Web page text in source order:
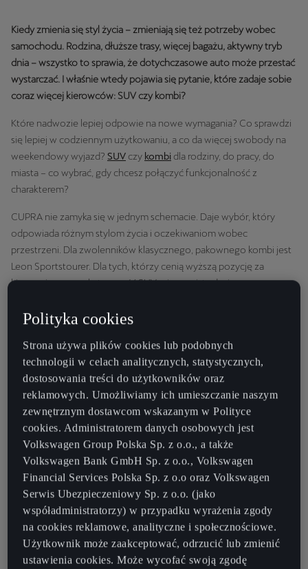
Kiedy zmienia się styl życia – zmieniają się też potrzeby wobec
samochodu. Rodzina, dłuższe trasy, więcej bagażu, aktywny tryb
dnia – wszystko to sprawia, że dotychczasowe auto może przestać
wystarczać. I właśnie wtedy pojawia się pytanie, które zadaje sobie
coraz więcej kierowców: SUV czy kombi?
Które nadwozie lepiej odpowie na nowe wymagania? Co sprawdzi
się lepiej w codziennym użytkowaniu, a co da więcej swobody na
weekendowy wyjazd? SUV czy kombi dla rodziny, do pracy, do
miasta – co wybrać, gdy chcesz połączyć funkcjonalność z
charakterem?
CUPRA nie zamyka się w jednym schemacie. Daje wybór, który
odpowiada różnym stylom życia i oczekiwaniom wobec
przestrzeni. Dla zwolenników klasycznego, pakownego kombi jest
Leon Sportstourer. Dla tych, którzy cenią wyższą pozycję za
kierownicą, wszechstronność SUV-a i wyrazisty design –
przestronność i codzienną funkcjonalność, ale wszystkie mają
funkcjonalność, która działa, niezależnie od planu dnia.
Spis treści
SUV-y: zalety i propozycje CUPRY
CUPRA Formentor
CUPRA Terramar
CUPRA Tavascan
Kombi: praktyczna alternatywa
CUPRA Leon Sportstourer
Podsumowanie – SUV czy kombi? Wybór zależy od
Ciebie
Polityka cookies
Strona używa plików cookies lub podobnych
technologii w celach analitycznych, statystycznych,
dostosowania treści do użytkowników oraz
reklamowych. Umożliwiamy ich umieszczanie naszym
zewnętrznym dostawcom wskazanym w Polityce
cookies. Administratorem danych osobowych jest
Volkswagen Group Polska Sp. z o.o., a także
Volkswagen Bank GmbH Sp. z o.o., Volkswagen
Financial Services Polska Sp. z o.o oraz Volkswagen
Serwis Ubezpieczeniowy Sp. z o.o. (jako
współadministratorzy) w przypadku wyrażenia zgody
na cookies reklamowe, analityczne i społecznościowe.
Użytkownik może zaakceptować, odrzucić lub zmienić
ustawienia cookies. Może wycofać swoją zgodę